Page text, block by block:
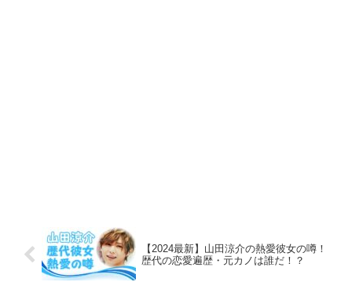
【2024最新】山田涼介の熱愛彼女の噂！
歴代の恋愛遍歴・元カノは誰だ！？